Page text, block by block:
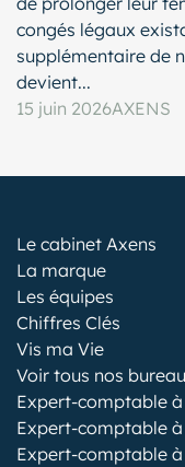
congés légaux
supplémentaire de
devient...
15 juin 2026AXENS
Le cabinet Axens
La marque
Les équipes
Chiffres Clés
Vis ma Vie
Voir tous nos
Expert-comptable à
Expert-comptable
Expert-comptable à